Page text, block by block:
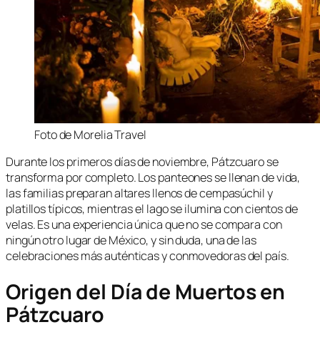
Foto de Morelia Travel
Durante los primeros días de noviembre, Pátzcuaro se
transforma por completo. Los panteones se llenan de vida,
las familias preparan altares llenos de cempasúchil y
platillos típicos, mientras el lago se ilumina con cientos de
velas. Es una experiencia única que no se compara con
ningún otro lugar de México, y sin duda, una de las
celebraciones más auténticas y conmovedoras del país.
Origen del Día de Muertos en
Pátzcuaro